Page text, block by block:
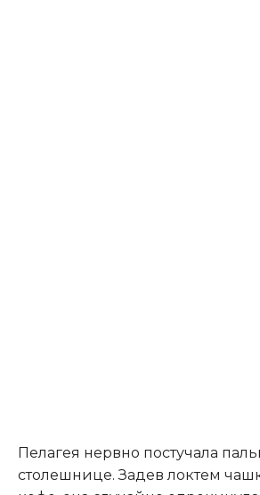
Пелагея нервно постучала
столешнице. Задев локтем